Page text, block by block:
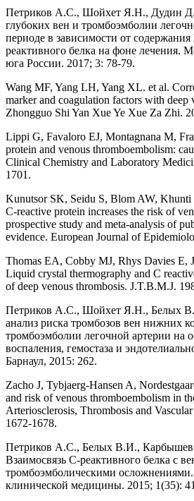
Петриков А.С., Шойхет Я.Н., Дудин
глубоких вен и тромбоэмболии
периоде в зависимости от
реактивного белка на фоне лечения.
юга России. 2017; 3: 78-79.
Wang MF, Yang LH, Yang XL. et al.
marker and coagulation factors with deep
Zhongguo Shi Yan Xue Ye Xue Za Zhi.
Lippi G, Favaloro EJ, Montagnana M,
protein and venous thromboembolism:
Clinical Chemistry and Laboratory
1701.
Kunutsor SK, Seidu S, Blom AW,
C-reactive protein increases the risk of
prospective study and meta-analysis of
evidence. European Journal of
Thomas EA, Cobby MJ, Rhys Davies E,
Liquid crystal thermography and C
of deep venous thrombosis. J.T.B.M.J.
Петриков А.С., Шойхет Я.Н., Белых
анализ риска тромбозов вен нижних
тромбоэмболии легочной артерии на
воспаления, гемостаза и
Барнаул, 2015: 262.
Zacho J, Tybjaerg-Hansen A,
and risk of venous thromboembolism in
Arteriosclerosis, Thrombosis and
1672-1678.
Петриков А.С., Белых В.И.,
Взаимосвязь С-реактивного белка с
тромбоэмболическими
клинической медицины. 2015; 1(35):